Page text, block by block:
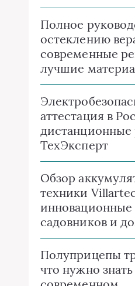
Полное
остеклению
современные
лучшие
аттестация в
ТехЭксперт
Обзор
техники
садовников и
Полуприцепы
что нужно знать